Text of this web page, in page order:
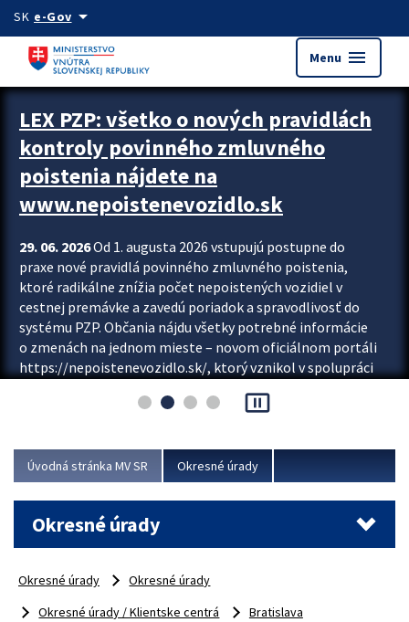
Preskocit na hlavný obsah
SK e-Govarrow_drop_down
Menu menu
Zastavit automatický posun upútavok
LEX PZP: všetko o nových pravidlách
kontroly povinného zmluvného
poistenia nájdete na
www.nepoistenevozidlo.sk
29. 06. 2026Od 1. augusta 2026 vstupujú postupne do
praxe nové pravidlá povinného zmluvného poistenia,
ktoré radikálne znížia počet nepoistených vozidiel v
cestnej premávke a zavedú poriadok a spravodlivosť do
systému PZP. Občania nájdu všetky potrebné informácie
o zmenách na jednom mieste – novom oficiálnom portáli
https://nepoistenevozidlo.sk/, ktorý vznikol v spolupráci
asociácie poisťovní (SLASPO) a Ministerstva vnútra SR.
Viac
pause_presentation
Úvodná stránka MV SR Okresné úrady
Okresné úrady
Okresné úrady
Okresné úrady
Okresné úrady / Klientske centrá
Bratislava